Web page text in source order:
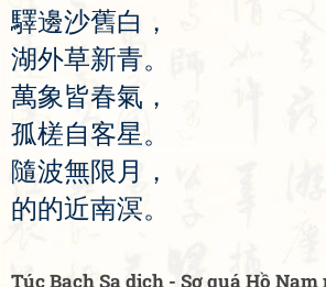
驛邊沙舊白 ，
湖外草新青。
萬象皆春氣 ，
孤槎自客星。
隨波無限 月
，
的的近南溟。
Túc Bạch Sa dịch - Sơ quá Hồ